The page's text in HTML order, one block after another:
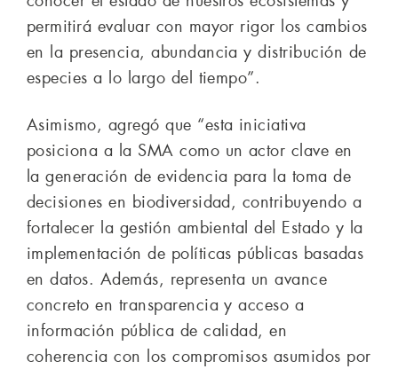
permitirá evaluar con mayor rigor los cambios
en la presencia, abundancia y distribución de
especies a lo largo del tiempo”.
Asimismo, agregó que “esta iniciativa
posiciona a la SMA como un actor clave en
la generación de evidencia para la toma de
decisiones en biodiversidad, contribuyendo a
fortalecer la gestión ambiental del Estado y la
implementación de políticas públicas basadas
en datos. Además, representa un avance
concreto en transparencia y acceso a
información pública de calidad, en
coherencia con los compromisos asumidos por